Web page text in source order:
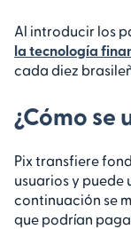
Al introducir los
la tecnología
cada diez
¿Cómo se
Pix transfiere
usuarios y puede
continuación se
que podrían